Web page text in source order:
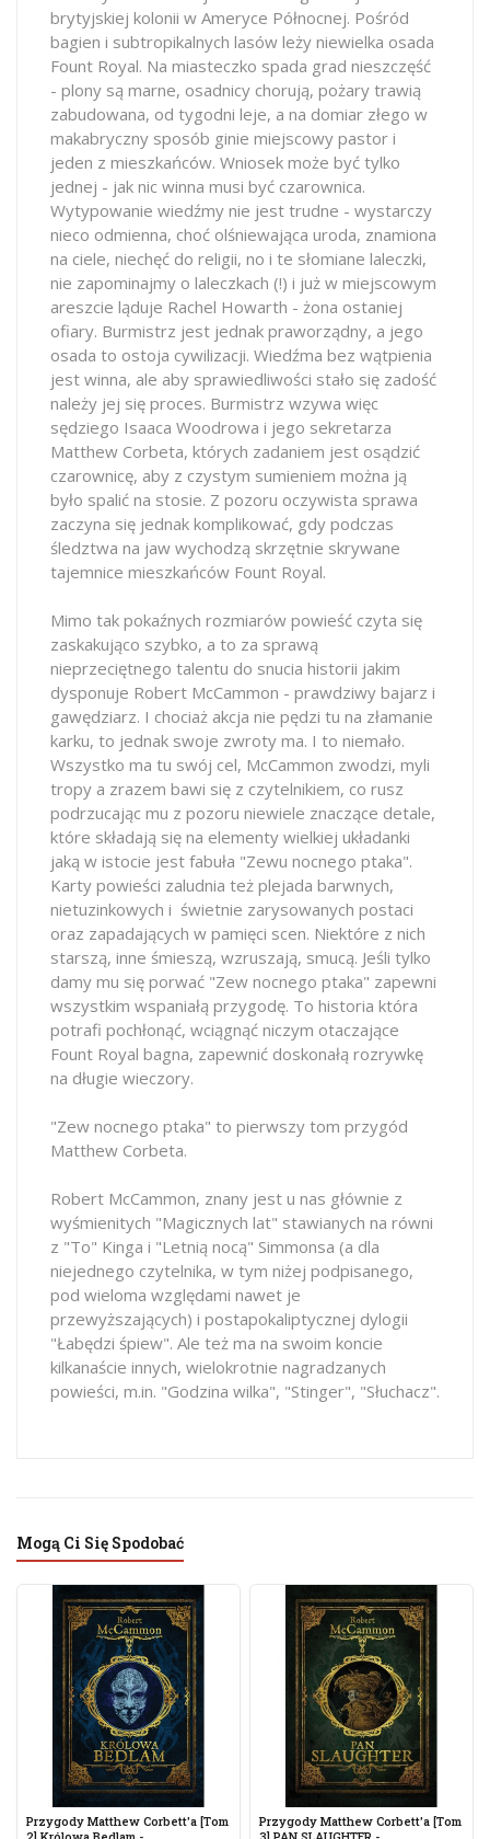
brytyjskiej kolonii w Ameryce Północnej. Pośród
bagien i subtropikalnych lasów leży niewielka osada
Fount Royal. Na miasteczko spada grad nieszczęść
- plony są marne, osadnicy chorują, pożary trawią
zabudowana, od tygodni leje, a na domiar złego w
makabryczny sposób ginie miejscowy pastor i
jeden z mieszkańców. Wniosek może być tylko
jednej - jak nic winna musi być czarownica.
Wytypowanie wiedźmy nie jest trudne - wystarczy
nieco odmienna, choć olśniewająca uroda, znamiona
na ciele, niechęć do religii, no i te słomiane laleczki,
nie zapominajmy o laleczkach (!) i już w miejscowym
areszcie ląduje Rachel Howarth - żona ostaniej
ofiary. Burmistrz jest jednak praworządny, a jego
osada to ostoja cywilizacji. Wiedźma bez wątpienia
jest winna, ale aby sprawiedliwości stało się zadość
należy jej się proces. Burmistrz wzywa więc
sędziego Isaaca Woodrowa i jego sekretarza
Matthew Corbeta, których zadaniem jest osądzić
czarownicę, aby z czystym sumieniem można ją
było spalić na stosie. Z pozoru oczywista sprawa
zaczyna się jednak komplikować, gdy podczas
śledztwa na jaw wychodzą skrzętnie skrywane
tajemnice mieszkańców Fount Royal.
Mimo tak pokaźnych rozmiarów powieść czyta się
zaskakująco szybko, a to za sprawą
nieprzeciętnego talentu do snucia historii jakim
dysponuje Robert McCammon - prawdziwy bajarz i
gawędziarz. I chociaż akcja nie pędzi tu na złamanie
karku, to jednak swoje zwroty ma. I to niemało.
Wszystko ma tu swój cel, McCammon zwodzi, myli
tropy a zrazem bawi się z czytelnikiem, co rusz
podrzucając mu z pozoru niewiele znaczące detale,
które składają się na elementy wielkiej układanki
jaką w istocie jest fabuła "Zewu nocnego ptaka".
Karty powieści zaludnia też plejada barwnych,
nietuzinkowych i świetnie zarysowanych postaci
oraz zapadających w pamięci scen. Niektóre z nich
starszą, inne śmieszą, wzruszają, smucą. Jeśli tylko
damy mu się porwać "Zew nocnego ptaka" zapewni
wszystkim wspaniałą przygodę. To historia która
potrafi pochłonąć, wciągnąć niczym otaczające
Fount Royal bagna, zapewnić doskonałą rozrywkę
na długie wieczory.
"Zew nocnego ptaka" to pierwszy tom przygód
Matthew Corbeta.
Robert McCammon, znany jest u nas głównie z
wyśmienitych "Magicznych lat" stawianych na równi
z "To" Kinga i "Letnią nocą" Simmonsa (a dla
niejednego czytelnika, w tym niżej podpisanego,
pod wieloma względami nawet je
przewyższających) i postapokaliptycznej dylogii
"Łabędzi śpiew". Ale też ma na swoim koncie
kilkanaście innych, wielokrotnie nagradzanych
powieści, m.in. "Godzina wilka", "Stinger", "Słuchacz".
Mogą Ci Się Spodobać
Przygody Matthew Corbett'a [tom
Przygody Matthew Corbett'a [tom